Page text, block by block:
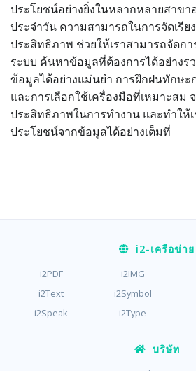
ประโยชน์อย่างยิ่งในหลากหลายสาข
ประจำวัน ความสามารถในการจัดเรีย
ประสิทธิภาพ ช่วยให้เราสามารถจัดก
ระบบ ค้นหาข้อมูลที่ต้องการได้อย่างรว
ข้อมูลได้อย่างแม่นยำ การฝึกฝนทักษะ
และการเลือกใช้เครื่องมือที่เหมาะสม
ประสิทธิภาพในการทำงาน และทำให้
ประโยชน์จากข้อมูลได้อย่างเต็มที่
i2-เครือข่าย
i2PDF i2IMG
i2Text
i2Symbol
i2Speak
i2Type
บริษัท